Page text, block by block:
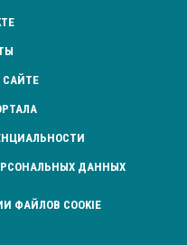
САЙТЕ
ДАННЫХ
ФАЙЛОВ COOKIE